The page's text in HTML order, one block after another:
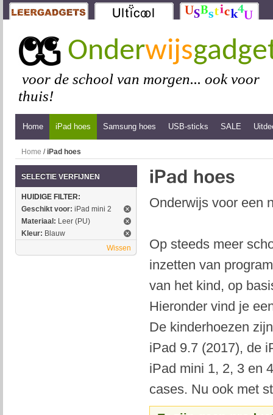
Onderwijs
voor de school van morgen... ook voor
thuis!
Home iPad hoes Samsung hoes USB-sticks SALE
Home /iPad hoes
Onderwijs voor een
Op steeds meer
inzetten van
van het kind, op
Hieronder vind je
De kinderhoezen
iPad 9.7 (2017), de
iPad mini 1, 2, 3 en
cases. Nu ook met
SELECTIE VERFIJNEN
HUIDIGE FILTER:
Geschikt voor: iPad mini 2
Materiaal: Leer (PU)
Kleur: Blauw
Wissen